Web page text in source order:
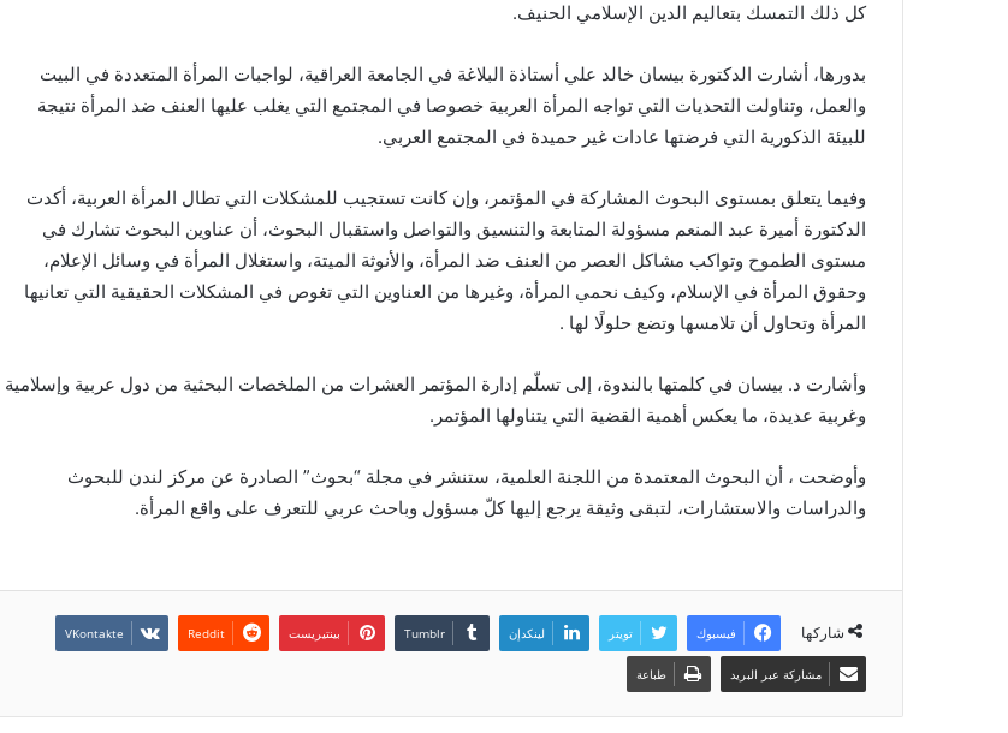
كل ذلك التمسك بتعاليم الدين الإسلامي الحنيف.
بدورها، أشارت الدكتورة بيسان خالد علي أستاذة البلاغة في الجامعة العراقية، لواجبات المرأة المتعددة في البيت
والعمل، وتناولت التحديات التي تواجه المرأة العربية خصوصا في المجتمع التي يغلب عليها العنف ضد المرأة نتيجة
للبيئة الذكورية التي فرضتها عادات غير حميدة في المجتمع العربي.
وفيما يتعلق بمستوى البحوث المشاركة في المؤتمر، وإن كانت تستجيب للمشكلات التي تطال المرأة العربية، أكدت
الدكتورة أميرة عبد المنعم مسؤولة المتابعة والتنسيق والتواصل واستقبال البحوث، أن عناوين البحوث تشارك في
مستوى الطموح وتواكب مشاكل العصر من العنف ضد المرأة، والأنوثة الميتة، واستغلال المرأة في وسائل الإعلام،
وحقوق المرأة في الإسلام، وكيف نحمي المرأة، وغيرها من العناوين التي تغوص في المشكلات الحقيقية التي تعانيها
المرأة وتحاول أن تلامسها وتضع حلولًا لها .
وأشارت د. بيسان في كلمتها بالندوة، إلى تسلّم إدارة المؤتمر العشرات من الملخصات البحثية من دول عربية وإسلامية
وغربية عديدة، ما يعكس أهمية القضية التي يتناولها المؤتمر.
وأوضحت ، أن البحوث المعتمدة من اللجنة العلمية، ستنشر في مجلة “بحوث” الصادرة عن مركز لندن للبحوث
والدراسات والاستشارات، لتبقى وثيقة يرجع إليها كلّ مسؤول وباحث عربي للتعرف على واقع المرأة.
شاركها فيسبوك تويتر لينكدإن بينتيريست
مشاركة عبر البريد طباعة